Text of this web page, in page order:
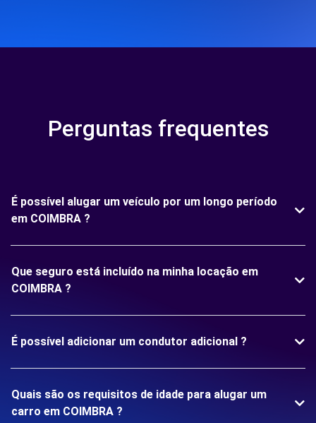
Perguntas frequentes
É possível alugar um veículo por um longo período
em COIMBRA ?
Que seguro está incluído na minha locação em
COIMBRA ?
É possível adicionar um condutor adicional ?
Quais são os requisitos de idade para alugar um
carro em COIMBRA ?